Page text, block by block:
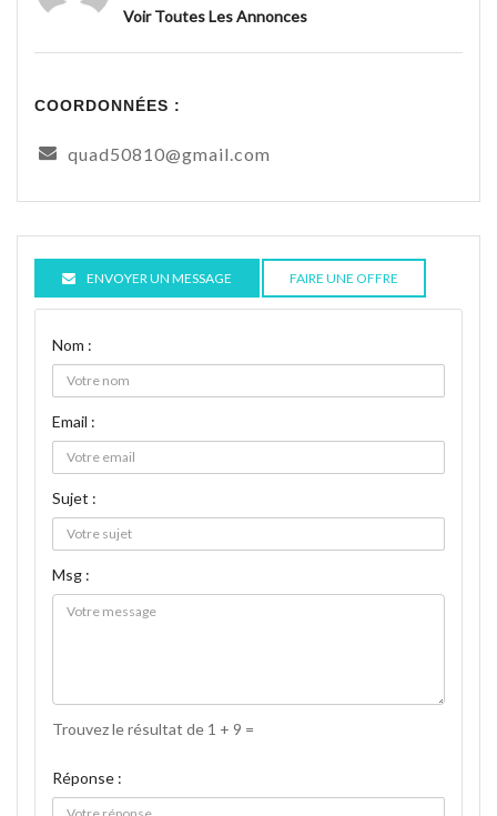
Voir Toutes Les Annonces
COORDONNÉES :
quad50810@gmail.com
ENVOYER UN MESSAGE FAIRE UNE OFFRE
Nom :
Email :
Sujet :
Msg :
Trouvez le résultat de 1 + 9 =
Réponse :